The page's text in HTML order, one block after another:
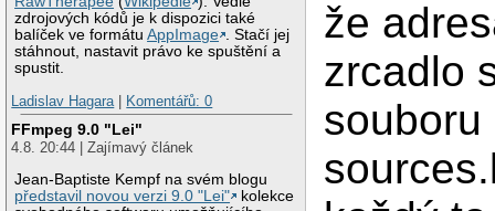
zdrojových kódů je k dispozici také
balíček ve formátuAppImage . Stačí jej
stáhnout, nastavit právo ke spuštění a
spustit.
Ladislav Hagara
Komentářů: 0
FFmpeg 9.0 "Lei"
4.8. 20:44 | Zajímavý článek
Jean-Baptiste Kempf na svém blogu
představil novou verzi 9.0 "Lei"
kolekce
že
zrcadlo
souboru